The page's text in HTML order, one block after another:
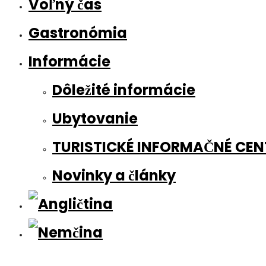
Voľný čas
Gastronómia
Informácie
Dôležité informácie
Ubytovanie
TURISTICKÉ INFORMAČNÉ
Novinky a články